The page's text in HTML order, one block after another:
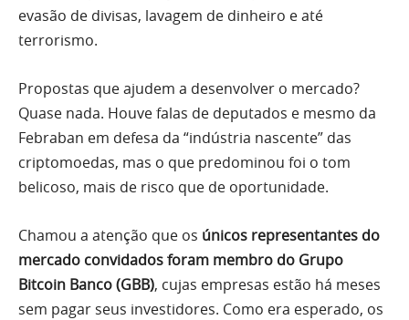
evasão de divisas, lavagem de dinheiro e até
terrorismo.
Propostas que ajudem a desenvolver o mercado?
Quase nada. Houve falas de deputados e mesmo da
Febraban em defesa da “indústria nascente” das
criptomoedas, mas o que predominou foi o tom
belicoso, mais de risco que de oportunidade.
Chamou a atenção que os únicos representantes do
mercado convidados foram membro do Grupo
Bitcoin Banco (GBB), cujas empresas estão há meses
sem pagar seus investidores. Como era esperado, os